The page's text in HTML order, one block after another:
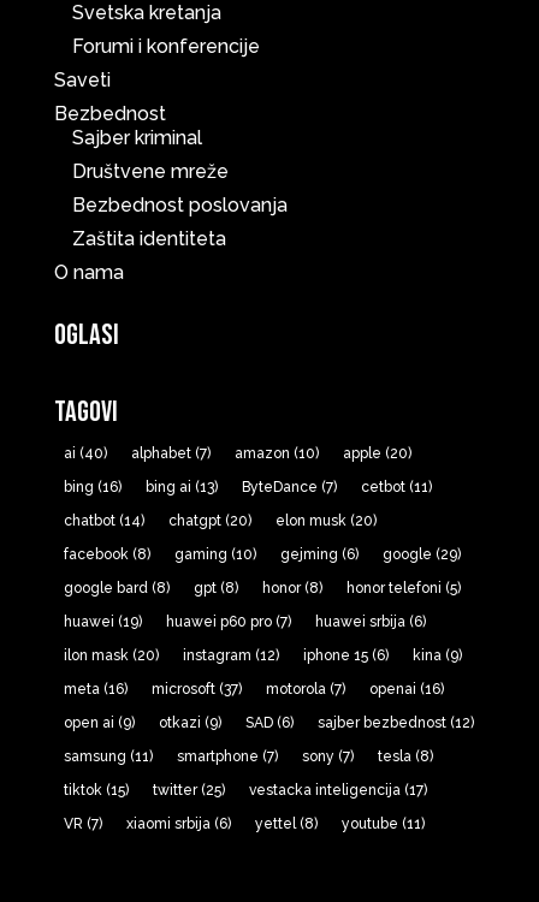
Svetska kretanja
Forumi i konferencije
Saveti
Bezbednost
Sajber kriminal
Društvene mreže
Bezbednost poslovanja
Zaštita identiteta
O nama
Oglasi
Tagovi
ai (40) alphabet(7) amazon (10) apple (20)
bing (16) bing ai (13) ByteDance (7) cetbot(11)
chatbot(14) chatgpt(20) elon musk(20)
facebook(8) gaming (10) gejming (6) google (29)
google bard(8) gpt(8) honor(8) honor telefoni (5)
huawei (19) huawei p60 pro(7) huawei srbija(6)
ilon mask(20) instagram (12) iphone 15(6) kina(9)
meta(16) microsoft(37) motorola(7) openai (16)
open ai (9) otkazi (9) SAD(6) sajber bezbednost(12)
samsung (11) smartphone (7) sony (7) tesla(8)
tiktok(15) twitter(25) vestacka inteligencija(17)
VR (7) xiaomi srbija(6) yettel(8) youtube (11)